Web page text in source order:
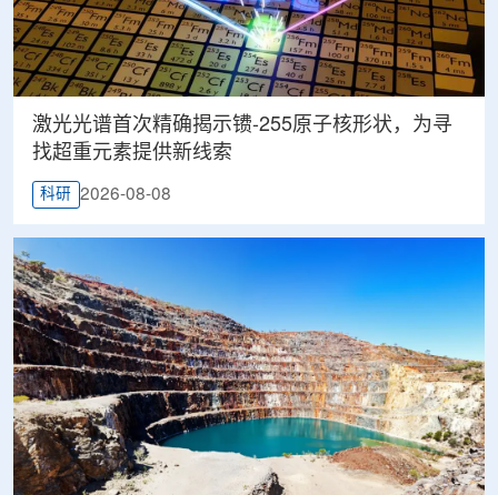
激光光谱首次精确揭示镄-255原子核形状，为寻
找超重元素提供新线索
科研 2026-08-08